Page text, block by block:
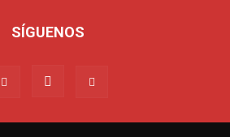
SÍGUENOS